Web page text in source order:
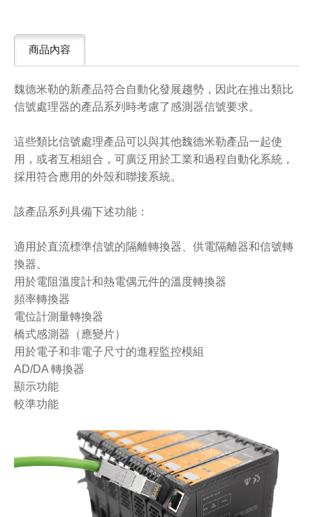
商品內容
魏德米勒的新產品符合自動化發展趨勢，因此在推出類比
信號處理器的產品系列時考慮了感測器信號要求。
這些類比信號處理產品可以與其他魏德米勒產品一起使
用，或者互相組合，可廣泛用於工業和過程自動化系統，
採用符合應用的外殼和聯接系統。
該產品系列具備下述功能：
適用於直流標準信號的隔離轉換器、供電隔離器和信號轉
換器。
用於電阻溫度計和熱電偶元件的溫度轉換器
頻率轉換器
電位計測量轉換器
橋式感測器（應變片）
用於電子和非電子尺寸的進程監控模組
AD/DA 轉換器
顯示功能
較準功能